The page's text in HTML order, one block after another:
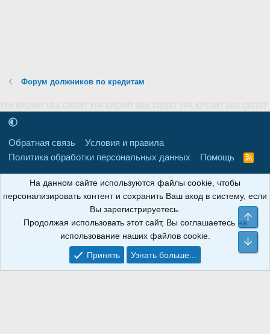
Форум должников по кредитам
Обратная связь
Условия и правила
Политика обработки персональных данных
Помощь
R
Свидетельство о регистрации товарного знака № 665857 от
06.08.2018 г. Сайт не является СМИ. Сделано вРунетЛаб – Сайты и
АНОИНФО; ОГРН: 1247700801700; ИНН/КПП:
9709119500/320001001; Юридический адрес: 241030, Брянская
область, г. Брянск, ул. Мира, д. 96, ком. 124
На данном сайте используются файлы cookie, чтобы
персонализировать контент и сохранить Ваш вход в систему, если
Вы зарегистрируетесь.
Продолжая использовать этот сайт, Вы соглашаетесь на
использование наших файлов cookie.
Принять
Узнать больше...